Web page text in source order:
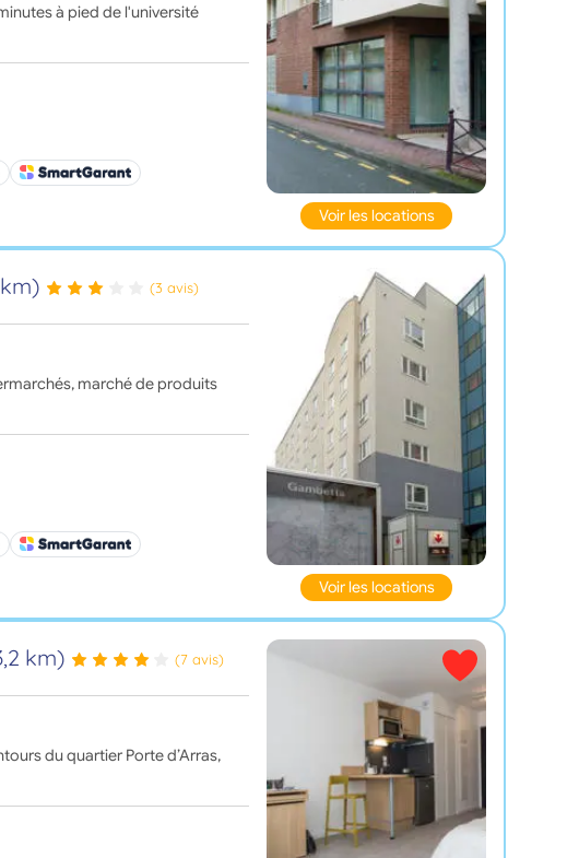
à pied de l'université
Voir les locations
(3 avis)
marché de produits
Voir les locations
km) (7 avis)
du quartier Porte d’Arras,